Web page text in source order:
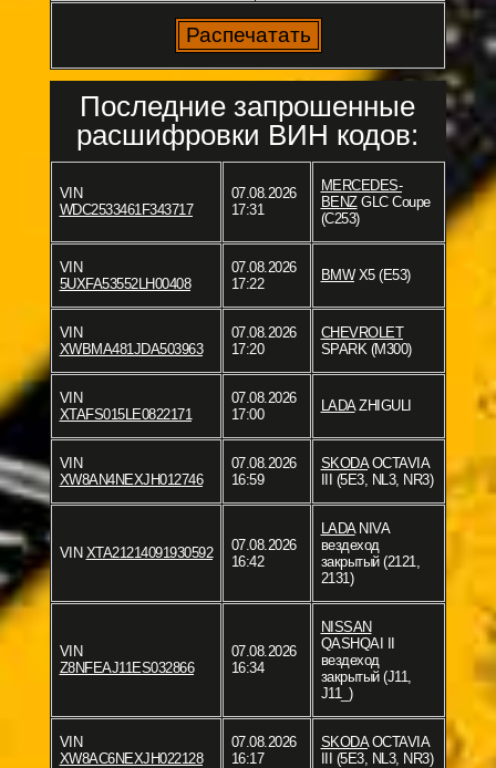
Последние запрошенные
расшифровки ВИН кодов:
VIN
WDC2533461F343717
07.08.2026
17:31
MERCEDES-
BENZGLC Coupe
(C253)
VIN
5UXFA53552LH00408
07.08.2026
17:22
BMWX5 (E53)
VIN
XWBMA481JDA503963
07.08.2026
17:20
CHEVROLET
SPARK (M300)
VIN
XTAFS015LE0822171
07.08.2026
17:00
LADAZHIGULI
VIN
XW8AN4NEXJH012746
07.08.2026
16:59
SKODAOCTAVIA
III (5E3, NL3, NR3)
VIN XTA21214091930592
07.08.2026
16:42
LADANIVA
вездеход
закрытый (2121,
2131)
VIN
Z8NFEAJ11ES032866
07.08.2026
16:34
NISSAN
QASHQAI II
вездеход
закрытый (J11,
J11_)
VIN
XW8AC6NEXJH022128
07.08.2026
16:17
SKODAOCTAVIA
III (5E3, NL3, NR3)